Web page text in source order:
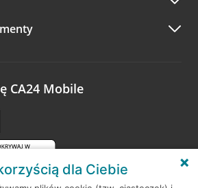
CA24 Mobile
dla Ciebie